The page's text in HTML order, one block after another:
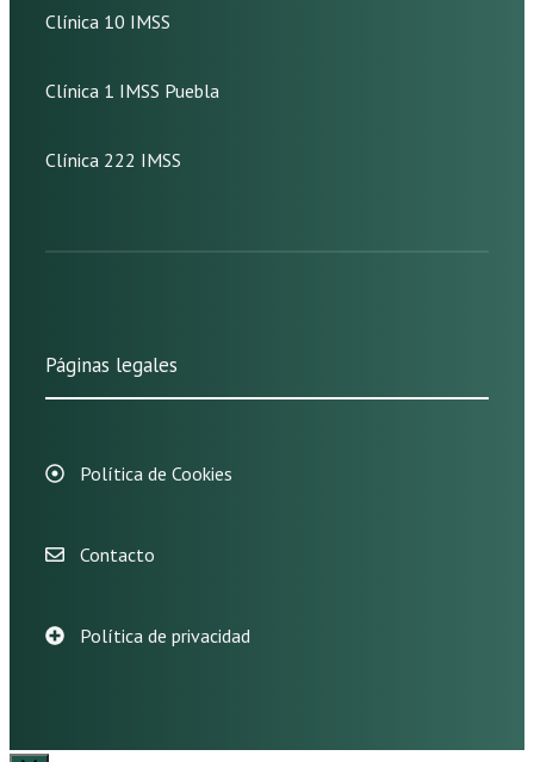
Clínica 10 IMSS
Clínica 1 IMSS Puebla
Clínica 222 IMSS
Páginas legales
Política de Cookies
Contacto
Política de privacidad